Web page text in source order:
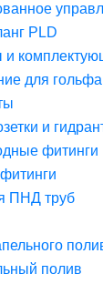
PLD
и
для гольфа
и
фитинги
ПНД труб
полив